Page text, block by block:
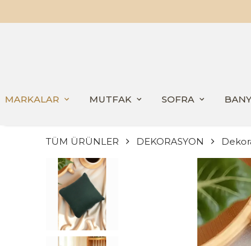
MARKALAR MUTFAK SOFRA
TÜM ÜRÜNLER DEKORASYON